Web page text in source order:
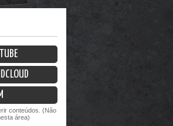
conteúdos. (Não
área)